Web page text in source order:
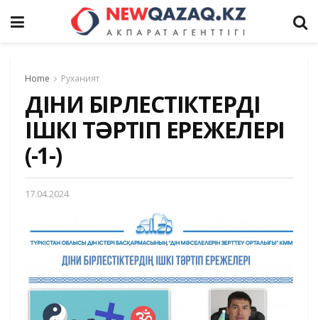
Home Руханият
ДІНИ БІРЛЕСТІКТЕРДІҢ
ІШКІ ТӘРТІП ЕРЕЖЕЛЕРІ
(-1-)
17.04.2024